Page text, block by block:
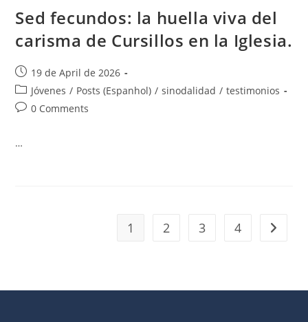
Sed fecundos: la huella viva del
carisma de Cursillos en la Iglesia.
19 de April de 2026
Jóvenes / Posts (Espanhol) / sinodalidad / testimonios
0 Comments
…
1 2 3 4